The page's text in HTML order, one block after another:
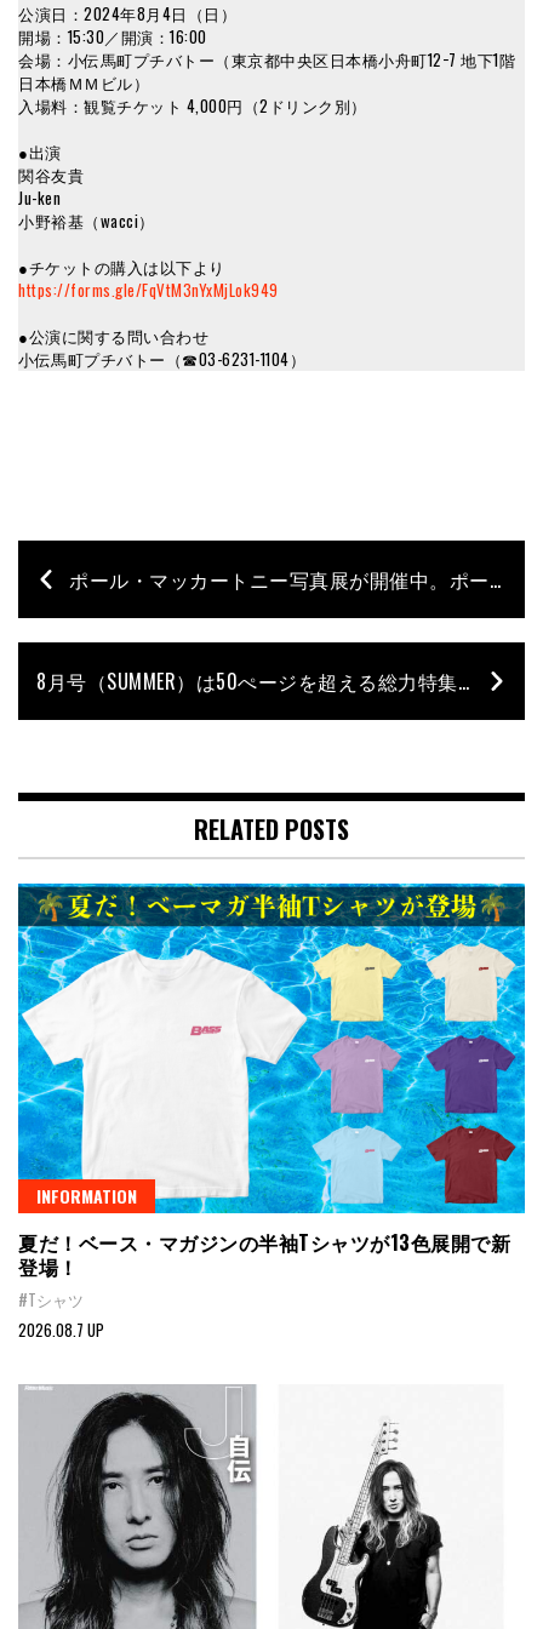
公演日：2024年8月4日（日）
開場：15:30／開演：16:00
会場：小伝馬町プチバトー（東京都中央区日本橋小舟町12−7 地下1階
日本橋ＭＭビル）
入場料：観覧チケット 4,000円（2ドリンク別）
●出演
関谷友貴
Ju-ken
小野裕基（wacci）
●チケットの購入は以下より
https://forms.gle/FqVtM3nYxMjLok949
●公演に関する問い合わせ
小伝馬町プチバトー（☎︎03-6231-1104）
ポール・マッカートニー写真展が開催中。ポール自身が撮影した約250点を展示！
8月号（SUMMER）は50ぺージを超える総力特集で亀田誠治を大フィーチャー。
RELATED POSTS
INFORMATION
夏だ！ベース・マガジンの半袖Tシャツが13色展開で新
登場！
#Tシャツ
2026.08.7 UP